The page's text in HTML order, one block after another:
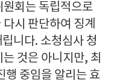
회는 독립적으로
시 판단하여 징계
니다. 소청심사 청
것은 아니지만, 최
행 중임을 알리는 효